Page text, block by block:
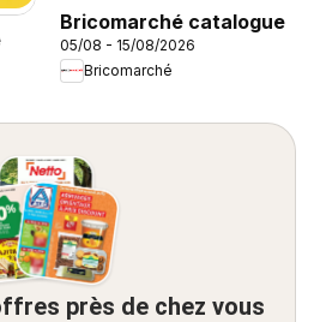
Bricomarché catalogue
05/08 - 15/08/2026
Bricomarché
près de chez vous